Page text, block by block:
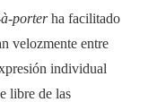
porterha facilitado
velozmente entre
individual
libre de las